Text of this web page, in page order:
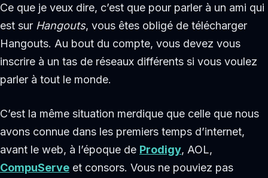
Ce que je veux dire, c’est que pour parler à un ami qui
est sur Hangouts, vous êtes obligé de télécharger
Hangouts. Au bout du compte, vous devez vous
inscrire à un tas de réseaux différents si vous voulez
parler à tout le monde.
C’est la même situation merdique que celle que nous
avons connue dans les premiers temps d’internet,
avant le web, à l’époque de Prodigy, AOL,
CompuServe et consors. Vous ne pouviez pas